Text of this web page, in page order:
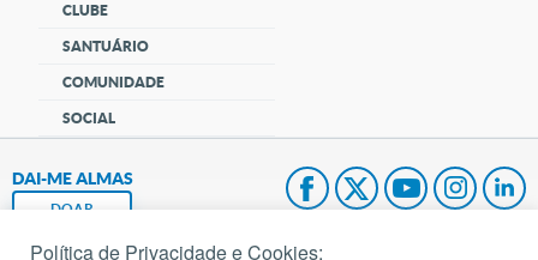
CLUBE
SANTUÁRIO
COMUNIDADE
SOCIAL
DAI-ME ALMAS
DOAR
Política de Privacidade e Cookies: